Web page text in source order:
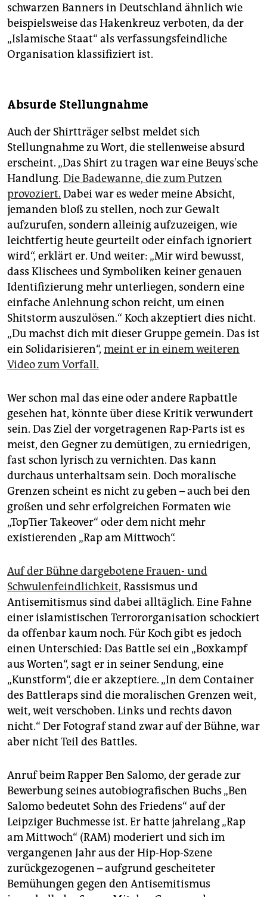
schwarzen Banners in Deutschland ähnlich wie
beispielsweise das Hakenkreuz verboten, da der
„Islamische Staat“ als verfassungsfeindliche
Organisation klassifiziert ist.
Absurde Stellungnahme
Auch der Shirtträger selbst meldet sich
Stellungnahme zu Wort, die stellenweise absurd
erscheint. „Das Shirt zu tragen war eine Beuys'sche
Handlung. Die Badewanne, die zum Putzen
provoziert. Dabei war es weder meine Absicht,
jemanden bloß zu stellen, noch zur Gewalt
aufzurufen, sondern alleinig aufzuzeigen, wie
leichtfertig heute geurteilt oder einfach ignoriert
wird“, erklärt er. Und weiter: „Mir wird bewusst,
dass Klischees und Symboliken keiner genauen
Identifizierung mehr unterliegen, sondern eine
einfache Anlehnung schon reicht, um einen
Shitstorm auszulösen.“ Koch akzeptiert dies nicht.
„Du machst dich mit dieser Gruppe gemein. Das ist
ein Solidarisieren“, meint er in einem weiteren
Video zum Vorfall.
Wer schon mal das eine oder andere Rapbattle
gesehen hat, könnte über diese Kritik verwundert
sein. Das Ziel der vorgetragenen Rap-Parts ist es
meist, den Gegner zu demütigen, zu erniedrigen,
fast schon lyrisch zu vernichten. Das kann
durchaus unterhaltsam sein. Doch moralische
Grenzen scheint es nicht zu geben – auch bei den
großen und sehr erfolgreichen Formaten wie
„TopTier Takeover“ oder dem nicht mehr
existierenden „Rap am Mittwoch“.
Auf der Bühne dargebotene Frauen- und
Schwulenfeindlichkeit, Rassismus und
Antisemitismus sind dabei alltäglich. Eine Fahne
einer islamistischen Terrororganisation schockiert
da offenbar kaum noch. Für Koch gibt es jedoch
einen Unterschied: Das Battle sei ein „Boxkampf
aus Worten“, sagt er in seiner Sendung, eine
„Kunstform“, die er akzeptiere. „In dem Container
des Battleraps sind die moralischen Grenzen weit,
weit, weit verschoben. Links und rechts davon
nicht.“ Der Fotograf stand zwar auf der Bühne, war
aber nicht Teil des Battles.
Anruf beim Rapper Ben Salomo, der gerade zur
Bewerbung seines autobiografischen Buchs „Ben
Salomo bedeutet Sohn des Friedens“ auf der
Leipziger Buchmesse ist. Er hatte jahrelang „Rap
am Mittwoch“ (RAM) moderiert und sich im
vergangenen Jahr aus der Hip-Hop-Szene
zurückgezogenen – aufgrund gescheiteter
Bemühungen gegen den Antisemitismus